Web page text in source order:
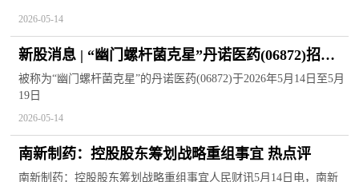
2026-05-14
新股消息 | “幽门螺杆菌克星”丹诺医药(06872)招股
火热
被称为“幽门螺杆菌克星”的丹诺医药(06872)于2026年5月14日至5月
19日
2026-05-14
南新制药：控股股东筹划战略重组事宜 热点评
南新制药：控股股东筹划战略重组事宜人民财讯5月14日电，南新